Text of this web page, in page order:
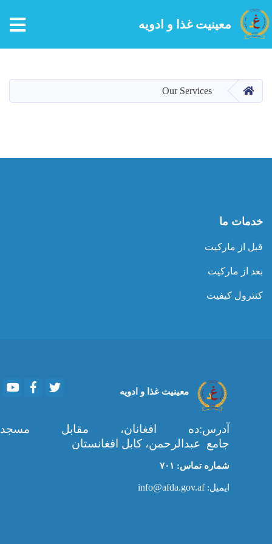
content
معینیت غذا و ادویه
صفحه اصلیOur Services
خدمات ما
قبل از مارکیت
بعد از مارکیت
کنترول کیفیت
معینیت غذا و ادویه
YoutubeFacebook
آدرس:ده افغانان، مقابل مسجد
جامع عبدالرحمن، کابل افغانستان
شماره تماس: ۷۰۱
ایمیل:info@afda.gov.af